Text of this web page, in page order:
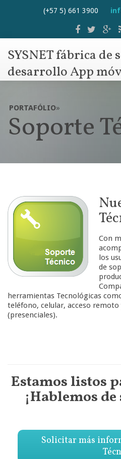
(+57 5) 661 3900
SYSNET fábrica de
desarrollo App
PORTAFÓLIO»
Soporte
Con
los
de
herramientas Tecnológicas
teléfono, celular, acceso
(presenciales).
Estamos listos
¡Hablemos
Solicitar más